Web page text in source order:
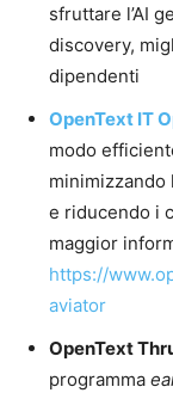
sfruttare l’AI
discovery,
dipendenti
OpenText IT
modo
e riducendo i
maggior
https://
aviator
OpenText
programma